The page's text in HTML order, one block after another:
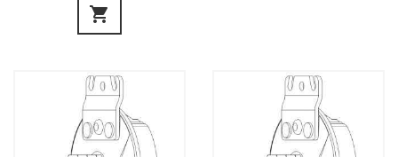
